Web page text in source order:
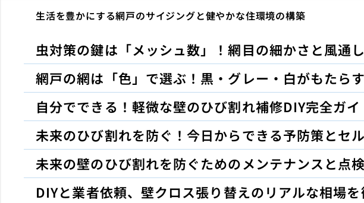
生活を豊かにする網戸のサイジングと健やかな住環境の構築
虫対策の鍵は「メッシュ数」！網目の細かさと風通
網戸の網は「色」で選ぶ！黒・グレー・白がもたら
自分でできる！軽微な壁のひび割れ補修DIY完全ガイ
未来のひび割れを防ぐ！今日からできる予防策とセ
未来の壁のひび割れを防ぐためのメンテナンスと点
DIYと業者依頼、壁クロス張り替えのリアルな相場